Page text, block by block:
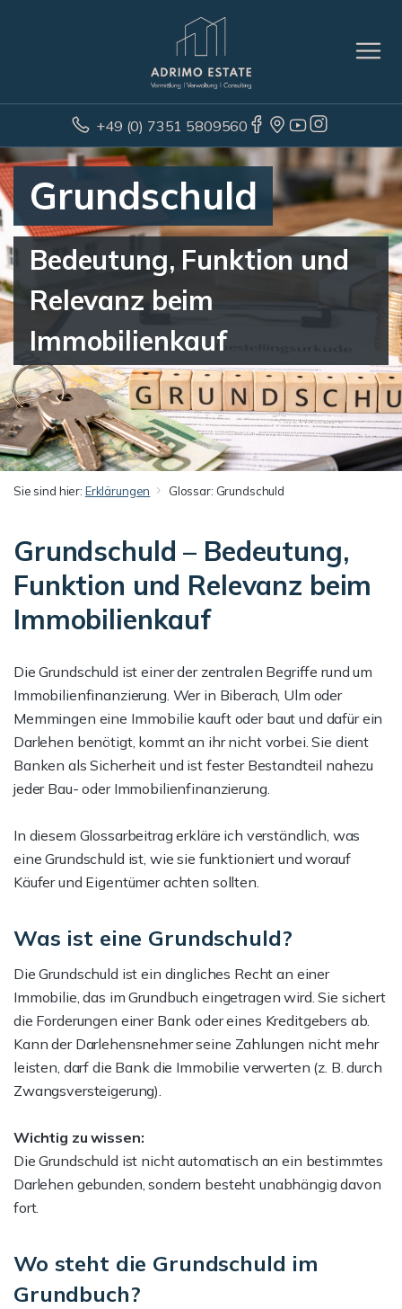
+49 (0) 7351 5809560
Grundschuld
Bedeutung, Funktion und
Relevanz beim
Immobilienkauf
Sie sind hier: Erklärungen Glossar: Grundschuld
Grundschuld – Bedeutung,
Funktion und Relevanz beim
Immobilienkauf
Die Grundschuld ist einer der zentralen Begriffe rund um
Immobilienfinanzierung. Wer in Biberach, Ulm oder
Memmingen eine Immobilie kauft oder baut und dafür ein
Darlehen benötigt, kommt an ihr nicht vorbei. Sie dient
Banken als Sicherheit und ist fester Bestandteil nahezu
jeder Bau- oder Immobilienfinanzierung.
In diesem Glossarbeitrag erkläre ich verständlich, was
eine Grundschuld ist, wie sie funktioniert und worauf
Käufer und Eigentümer achten sollten.
Was ist eine Grundschuld?
Die Grundschuld ist ein dingliches Recht an einer
Immobilie, das im Grundbuch eingetragen wird. Sie sichert
die Forderungen einer Bank oder eines Kreditgebers ab.
Kann der Darlehensnehmer seine Zahlungen nicht mehr
leisten, darf die Bank die Immobilie verwerten (z. B. durch
Zwangsversteigerung).
Wichtig zu wissen:
Die Grundschuld ist nicht automatisch an ein bestimmtes
Darlehen gebunden, sondern besteht unabhängig davon
fort.
Wo steht die Grundschuld im
Grundbuch?